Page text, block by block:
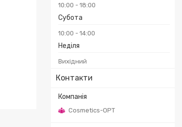
10:00 18:00
Субота
10:00 14:00
Неділя
Вихідний
Контакти
Cosmetics-OPT